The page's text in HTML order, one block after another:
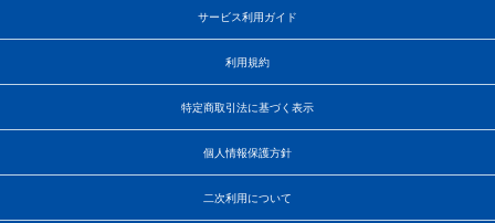
サービス利用ガイド
利用規約
特定商取引法に基づく表示
個人情報保護方針
二次利用について